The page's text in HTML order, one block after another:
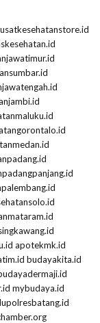
apotekmk.id
budayakita.id
mybudaya.id